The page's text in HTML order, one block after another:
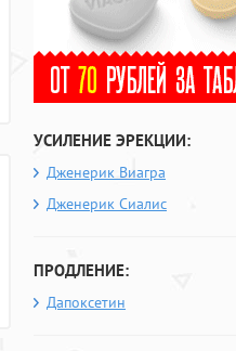
УСИЛЕНИЕ ЭРЕКЦИИ:
Дженерик Виагра
Дженерик Сиалис
ПРОДЛЕНИЕ:
Дапоксетин